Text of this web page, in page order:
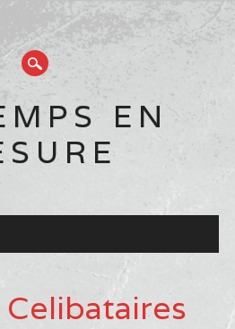
EN
Celibataires